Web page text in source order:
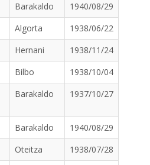
Barakaldo
1940/08/29
Algorta
1938/06/22
Hernani
1938/11/24
Bilbo
1938/10/04
Barakaldo 1937/10/27
Barakaldo
1940/08/29
Oteitza
1938/07/28